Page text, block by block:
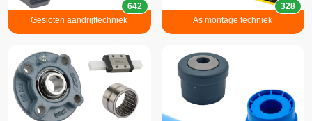
Gesloten aandrijftechniek
642
As montage techniek
328